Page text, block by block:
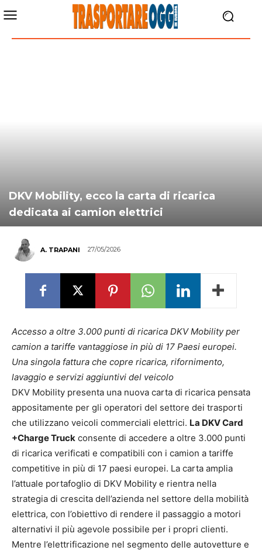
DKV Mobility, ecco la carta di ricarica
dedicata ai camion elettrici
A. TRAPANI 27/05/2026
Accesso a oltre 3.000 punti di ricarica DKV Mobility per
camion a tariffe vantaggiose in più di 17 Paesi europei.
Una singola fattura che copre ricarica, rifornimento,
lavaggio e servizi aggiuntivi del veicolo
DKV Mobility presenta una nuova carta di ricarica pensata
appositamente per gli operatori del settore dei trasporti
che utilizzano veicoli commerciali elettrici. La DKV Card
+Charge Truck consente di accedere a oltre 3.000 punti
di ricarica verificati e compatibili con i camion a tariffe
competitive in più di 17 paesi europei. La carta amplia
l’attuale portafoglio di DKV Mobility e rientra nella
strategia di crescita dell’azienda nel settore della mobilità
elettrica, con l’obiettivo di rendere il passaggio a motori
alternativi il più agevole possibile per i propri clienti.
Mentre l’elettrificazione nel segmento delle autovetture e